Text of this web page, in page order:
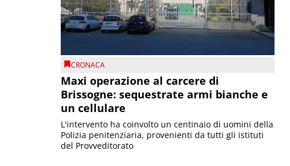
CRONACA
Maxi operazione al carcere di
Brissogne: sequestrate armi bianche e
un cellulare
L'intervento ha coinvolto un centinaio di uomini della
Polizia penitenziaria, provenienti da tutti gli istituti
del Provveditorato